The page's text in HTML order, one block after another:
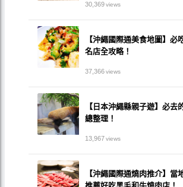
30,369views
【沖繩國際通美食地圖】必
名店全攻略！
37,366views
【日本沖繩縣親子遊】必去
總整理！
13,967views
【沖繩國際通燒肉推介】當